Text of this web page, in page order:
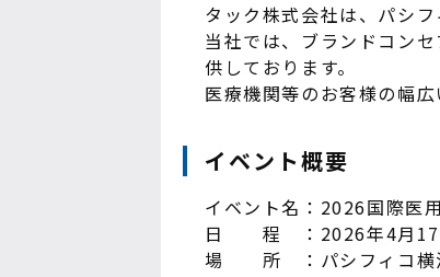
タック株式会社は、パシ
当社では、ブランドコン
供しております。
医療機関等のお客様の幅
イベント概要
イベント名：2026国際医
日 程 ：2026年4月17日
場 所 ：パシフィコ横浜